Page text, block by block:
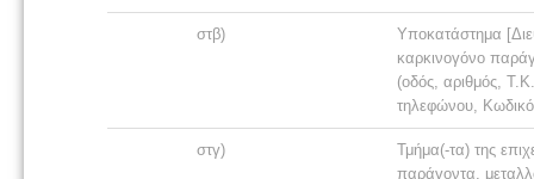
στβ)
Υποκατάστημα
καρκινογόνο
(οδός, αριθμός,
τηλεφώνου,
στγ)
Τμήμα(-τα) της
παράγοντα,